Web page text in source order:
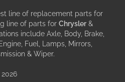
line of replacement parts for
line of parts for Chrysler &
include Axle, Body, Brake,
Fuel, Lamps, Mirrors,
& Wiper.